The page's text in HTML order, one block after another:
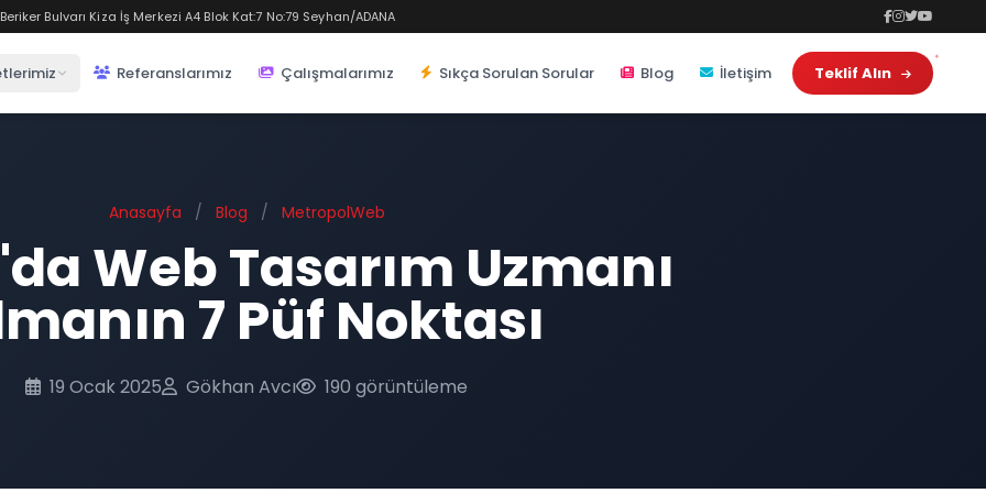
Bulvarı Kiza İş Merkezi A4 Blok Kat:7 No:79 Seyhan/ADANA
Referanslarımız Çalışmalarımız Sıkça Sorulan Sorular Blog İletişim Teklif Alın
Anasayfa / Blog / MetropolWeb
Web Tasarım Uzmanı
7 Püf Noktası
19 Ocak 2025 Gökhan Avcı 190 görüntüleme